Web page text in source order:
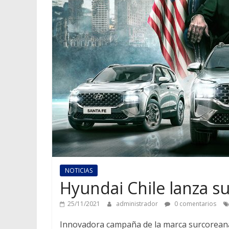
NOTICIAS
Hyundai Chile lanza
25/11/2021 administrador 0 comentarios
Innovadora campaña de la marca